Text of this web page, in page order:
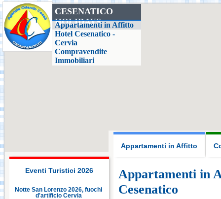
CESENATICO
HOLIDAYS
Appartamenti in Affitto
Hotel Cesenatico -
Cervia
Compravendite
Immobiliari
Appartamenti in Affitto
Eventi Turistici 2026
Notte San Lorenzo 2026, fuochi
d'artificio Cervia
Notte San Lorenzo 2026, fuochi
d'artificio Cervia
Casa delle Farfalle,
Milano Marittima
Adriatic Golf Club
Cervia - Milano
Marittima
Parco Oltremare -
Fiabilandia Rimini
Appartamenti in
Cesenatico